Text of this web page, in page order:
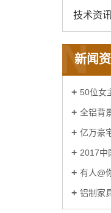
技术资
新闻
N
50位女
全铝背
亿万豪宅
2017中
有人@你
铝制家具